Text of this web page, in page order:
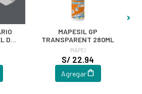
DE
MAPESIL GP
TRANSPARENT 280ML
MAPEI
S/ 22.94
Agregar